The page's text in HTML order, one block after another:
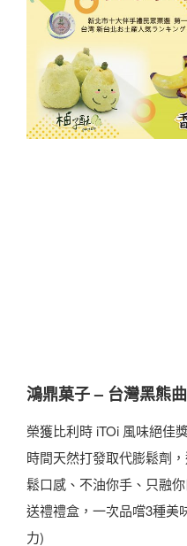
鴻鼎菓子 – 台灣黑熊
榮獲比利時 iTOi 風味絕佳
時間天然打發取代膨鬆劑
鬆口感、不油你手、只融
送禮禮盒，一次品嚐3種美
力)